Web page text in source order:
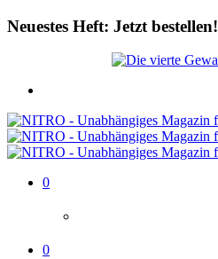
Neuestes Heft: Jetzt bestellen!
0
0